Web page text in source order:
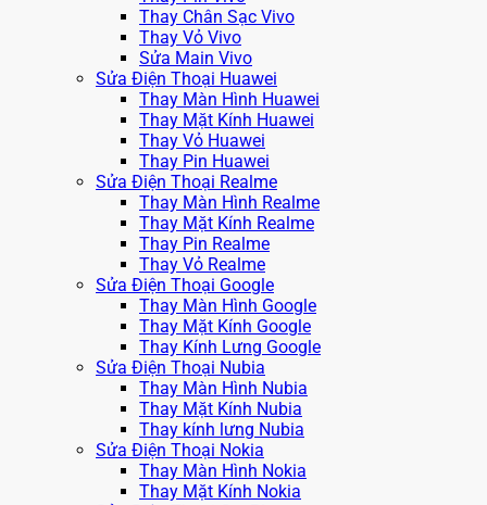
Thay Chân Sạc Vivo
Thay Vỏ Vivo
Sửa Main Vivo
Sửa Điện Thoại Huawei
Thay Màn Hình Huawei
Thay Mặt Kính Huawei
Thay Vỏ Huawei
Thay Pin Huawei
Sửa Điện Thoại Realme
Thay Màn Hình Realme
Thay Mặt Kính Realme
Thay Pin Realme
Thay Vỏ Realme
Sửa Điện Thoại Google
Thay Màn Hình Google
Thay Mặt Kính Google
Thay Kính Lưng Google
Sửa Điện Thoại Nubia
Thay Màn Hình Nubia
Thay Mặt Kính Nubia
Thay kính lưng Nubia
Sửa Điện Thoại Nokia
Thay Màn Hình Nokia
Thay Mặt Kính Nokia